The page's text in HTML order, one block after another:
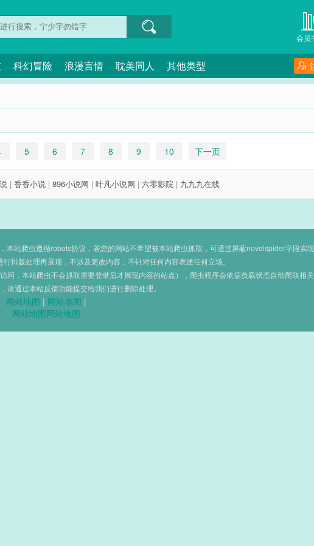
会员
科幻冒险 浪漫言情 耽美同人 其他类型
5 6 7 8 9 10 下一页
| 香香小说 | 896小说网 | 叶凡小说网 | 六零影院 | 九九九在线
站爬虫遵循robots协议，若您的网站不希望被本站爬虫抓取，可通过屏蔽novelspider字段实现
排版处理再展现，不涉及更改内容，不针对任何内容表述任何立场。
，本站爬虫不会抓取需要登录后才展现内容的站点），爬虫程序会依据负载状态自动爬取相关
请通过本站反馈功能提交给我们进行删除处理。
网站地图 | 网站地图 |
网站地图网站地图